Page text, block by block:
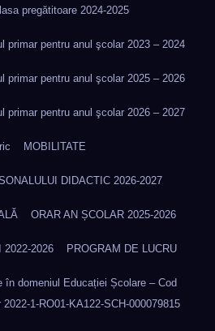
pregătitoare 2024-2025
primar pentru anul şcolar 2023 – 2024
primar pentru anul şcolar 2025 – 2026
primar pentru anul şcolar 2026 – 2027
MOBILITATE
DIDACTIC 2026-2027
ORAR AN ȘCOLAR 2025-2026
2022-2026 PROGRAM DE LUCRU
în domeniul Educației Școlare – Cod
1-RO01-KA122-SCH-000079815